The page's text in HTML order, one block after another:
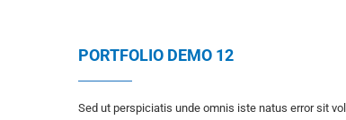
PORTFOLIO DEMO 12
Sed ut perspiciatis unde omnis iste natus error sit